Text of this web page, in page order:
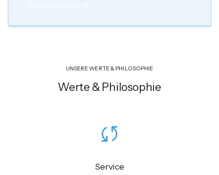
UNSERE WERTE & PHILOSOPHIE
Werte & Philosophie
Service